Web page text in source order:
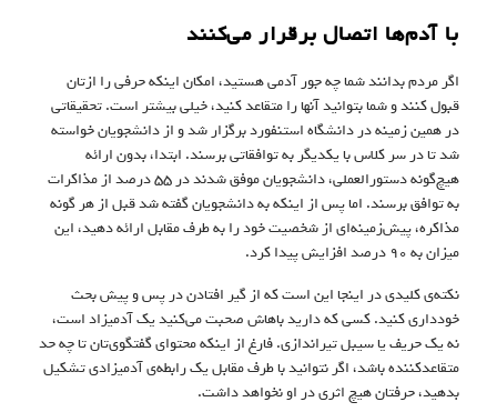
با آدم‌ها اتصال برقرار می‌کنند
اگر مردم بدانند شما چه جور آدمی هستید، امکان اینکه حرفی را ازتان
قبول کنند و شما بتوانید آنها را متقاعد کنید، خیلی بیشتر است. تحقیقاتی
در همین زمینه در دانشگاه استنفورد برگزار شد و از دانشجویان خواسته
شد تا در سر کلاس با یکدیگر به توافقاتی برسند. ابتدا، بدون ارائه
هیچ‌گونه دستورالعملی، دانشجویان موفق شدند در ۵۵ درصد از مذاکرات
به توافق برسند. اما پس از اینکه به دانشجویان گفته شد قبل از هر گونه
مذاکره،‌ پیش‌زمینه‌ای از شخصیت خود را به طرف مقابل ارائه دهید، این
میزان به ۹۰ درصد افزایش پیدا کرد.
نکته‌ی کلیدی در اینجا این است که از گیر افتادن در پس و پیش بحث
خودداری کنید. کسی که دارید باهاش صحبت می‌کنید یک آدمیزاد است،
نه یک حریف یا سیبل تیراندازی. فارغ از اینکه محتوای گفتگوی‌تان تا چه حد
متقاعدکننده باشد، اگر نتوانید با طرف مقابل‌ یک رابطه‌ی آدمیزادی تشکیل
بدهید، حرفتان هیچ اثری در او نخواهد داشت.